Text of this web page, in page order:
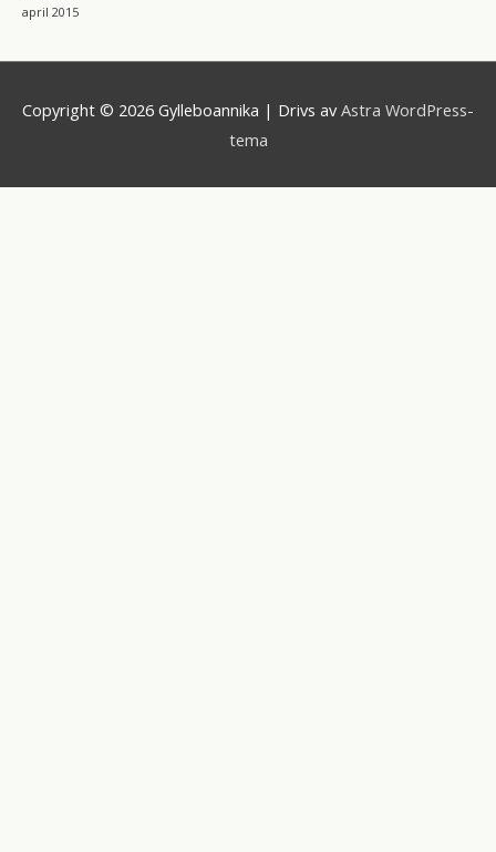
april 2015
Copyright © 2026 Gylleboannika | Drivs av Astra WordPress-
tema